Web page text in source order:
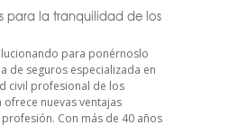
para la tranquilidad de los
para ponérnoslo
de seguros especializada en
civil profesional de los
nuevas ventajas
Con más de 40 años